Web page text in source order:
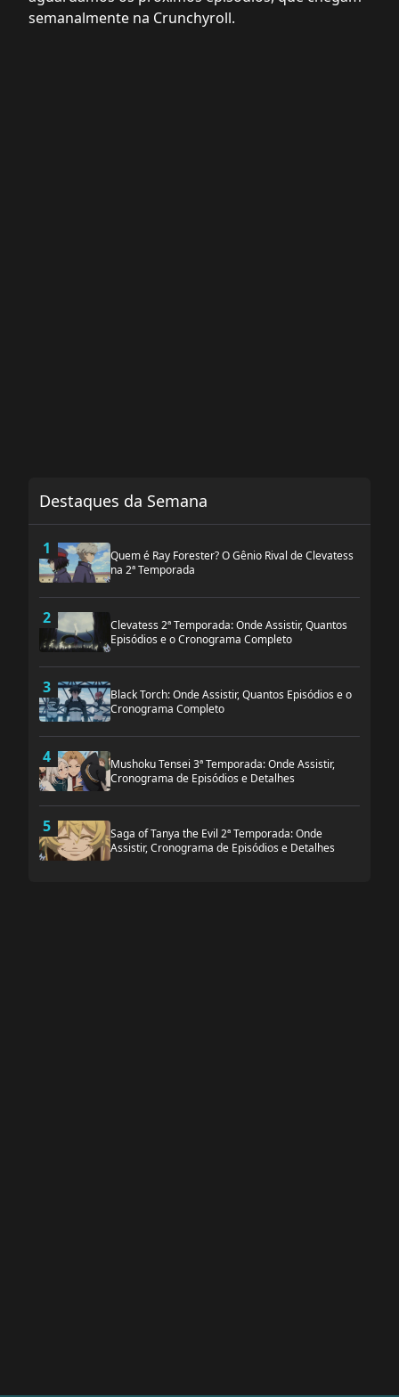
semanalmente na Crunchyroll.
Destaques da Semana
1
Quem é Ray Forester? O Gênio Rival de Clevatess
na 2ª Temporada
2
Clevatess 2ª Temporada: Onde Assistir, Quantos
Episódios e o Cronograma Completo
3
Black Torch: Onde Assistir, Quantos Episódios e o
Cronograma Completo
4
Mushoku Tensei 3ª Temporada: Onde Assistir,
Cronograma de Episódios e Detalhes
5
Saga of Tanya the Evil 2ª Temporada: Onde
Assistir, Cronograma de Episódios e Detalhes